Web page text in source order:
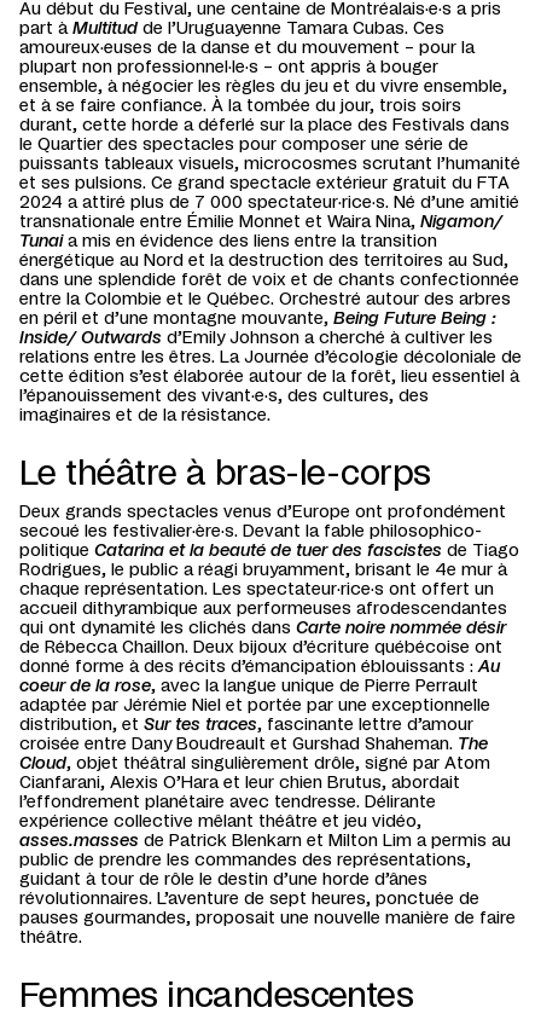
Au début du Festival, une centaine de Montréalais·e·s a pris
part à Multitud de l’Uruguayenne Tamara Cubas. Ces
amoureux·euses de la danse et du mouvement – pour la
plupart non professionnel·le·s – ont appris à bouger
ensemble, à négocier les règles du jeu et du vivre ensemble,
et à se faire confiance. À la tombée du jour, trois soirs
durant, cette horde a déferlé sur la place des Festivals dans
le Quartier des spectacles pour composer une série de
puissants tableaux visuels, microcosmes scrutant l’humanité
et ses pulsions. Ce grand spectacle extérieur gratuit du FTA
2024 a attiré plus de 7 000 spectateur·rice·s. Né d’une amitié
transnationale entre Émilie Monnet et Waira Nina, Nigamon/
Tunaia mis en évidence des liens entre la transition
énergétique au Nord et la destruction des territoires au Sud,
dans une splendide forêt de voix et de chants confectionnée
entre la Colombie et le Québec. Orchestré autour des arbres
en péril et d’une montagne mouvante, Being Future Being :
Inside/ Outwards d’Emily Johnson a cherché à cultiver les
relations entre les êtres. La Journée d’écologie décoloniale de
cette édition s’est élaborée autour de la forêt, lieu essentiel à
l’épanouissement des vivant·e·s, des cultures, des
imaginaires et de la résistance.
Le théâtre à bras-le-corps
Deux grands spectacles venus d’Europe ont profondément
secoué les festivalier·ère·s. Devant la fable philosophico-
politique Catarina et la beauté de tuer des fascistes de Tiago
Rodrigues, le public a réagi bruyamment, brisant le 4e mur à
chaque représentation. Les spectateur·rice·s ont offert un
accueil dithyrambique aux performeuses afrodescendantes
qui ont dynamité les clichés dans Carte noire nommée désir
de Rébecca Chaillon. Deux bijoux d’écriture québécoise ont
donné forme à des récits d’émancipation éblouissants :Au
coeur de la rose, avec la langue unique de Pierre Perrault
adaptée par Jérémie Niel et portée par une exceptionnelle
distribution, et Sur tes traces, fascinante lettre d’amour
croisée entre Dany Boudreault et Gurshad Shaheman. The
Cloud, objet théâtral singulièrement drôle, signé par Atom
Cianfarani, Alexis O’Hara et leur chien Brutus, abordait
l’effondrement planétaire avec tendresse. Délirante
expérience collective mêlant théâtre et jeu vidéo,
asses.masses de Patrick Blenkarn et Milton Lim a permis au
public de prendre les commandes des représentations,
guidant à tour de rôle le destin d’une horde d’ânes
révolutionnaires. L’aventure de sept heures, ponctuée de
pauses gourmandes, proposait une nouvelle manière de faire
théâtre.
Femmes incandescentes